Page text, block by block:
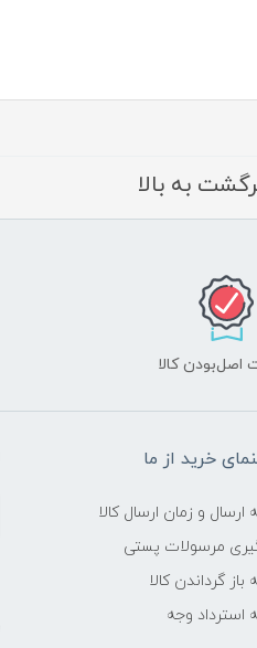
به بالا
اصل‌بودن کالا
خرید از ما
ارسال و زمان ارسال کالا
مرسولات پستی
باز گرداندن کالا
استرداد وجه